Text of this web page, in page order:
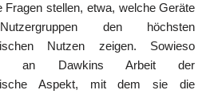
Fragen stellen, etwa, welche Geräte
den höchsten
Nutzen zeigen. Sowieso
an Dawkins Arbeit der
Aspekt, mit dem sie die